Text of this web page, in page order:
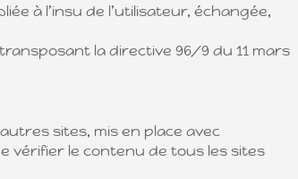
à l’insu de l’utilisateur, échangée,
la directive 96/9 du 11 mars
sites, mis en place avec
vérifier le contenu de tous les sites